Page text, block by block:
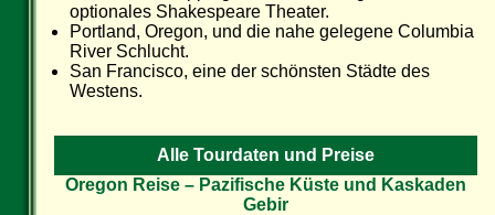
optionales Shakespeare Theater.
Portland, Oregon, und die nahe gelegene Columbia
River Schlucht.
San Francisco, eine der schönsten Städte des
Westens.
Alle Tourdaten und Preise
Oregon Reise – Pazifische Küste und Kaskaden
Gebir